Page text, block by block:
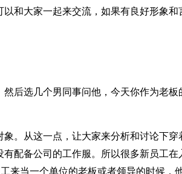
和大家一起来交流，如果有良好形象
后选几个男同事问他，今天你作为老
。从这一点，让大家来分析和讨论下
配备公司的工作服。所以很多新员工
来当一个单位的老板或者领导的时候，